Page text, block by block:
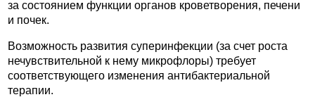
за состоянием функции органов кроветворения, печени
и почек.
Возможность развития суперинфекции (за счет роста
нечувствительной к нему микрофлоры) требует
соответствующего изменения антибактериальной
терапии.